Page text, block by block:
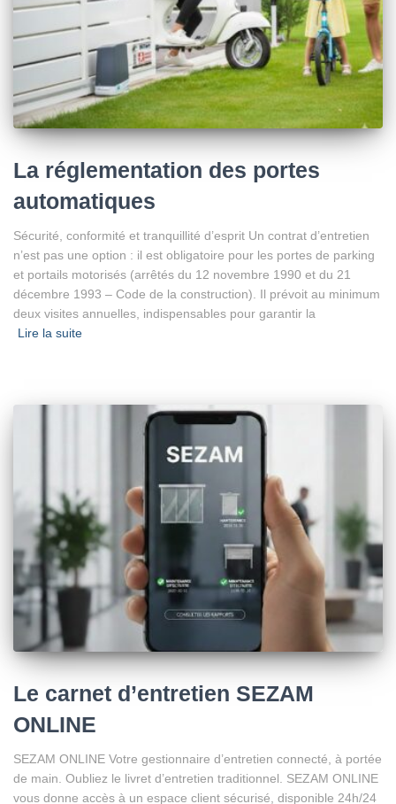
La réglementation des portes
automatiques
Sécurité, conformité et tranquillité d’esprit Un contrat d’entretien
n’est pas une option : il est obligatoire pour les portes de parking
et portails motorisés (arrêtés du 12 novembre 1990 et du 21
décembre 1993 – Code de la construction). Il prévoit au minimum
deux visites annuelles, indispensables pour garantir la
Lire la suite
Le carnet d’entretien SEZAM
ONLINE
SEZAM ONLINE Votre gestionnaire d’entretien connecté, à portée
de main. Oubliez le livret d’entretien traditionnel. SEZAM ONLINE
vous donne accès à un espace client sécurisé, disponible 24h/24